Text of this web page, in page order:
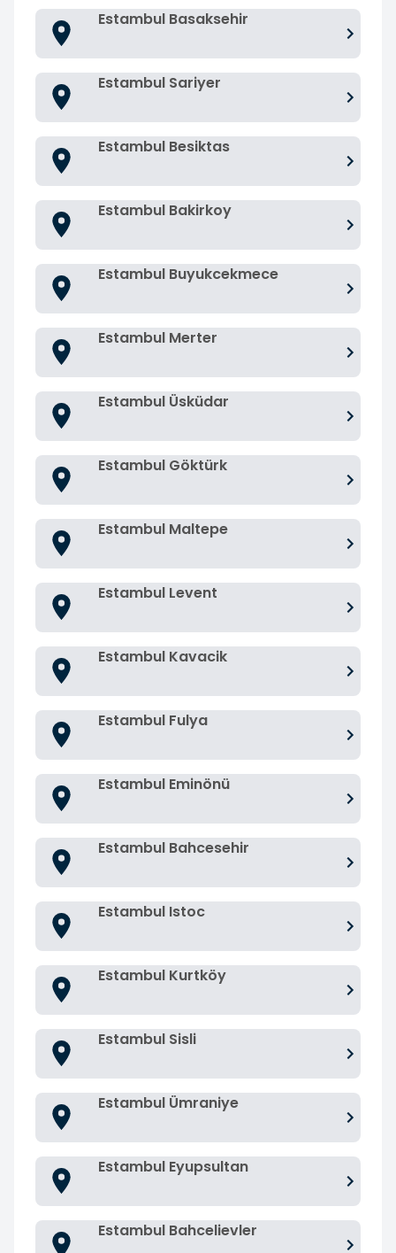
Estambul Basaksehir
Estambul Sariyer
Estambul Besiktas
Estambul Bakirkoy
Estambul Buyukcekmece
Estambul Merter
Estambul Üsküdar
Estambul Göktürk
Estambul Maltepe
Estambul Levent
Estambul Kavacik
Estambul Fulya
Estambul Eminönü
Estambul Bahcesehir
Estambul Istoc
Estambul Kurtköy
Estambul Sisli
Estambul Ümraniye
Estambul Eyupsultan
Estambul Bahcelievler